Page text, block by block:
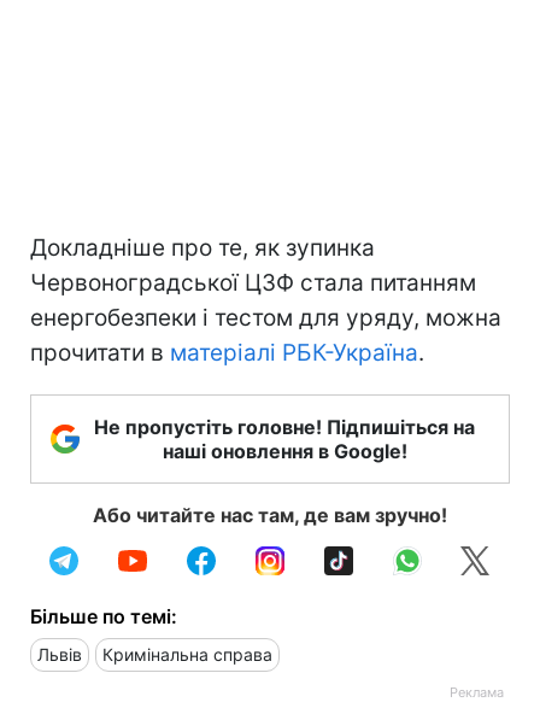
Докладніше про те, як зупинка
Червоноградської ЦЗФ стала питанням
енергобезпеки і тестом для уряду, можна
прочитати в матеріалі РБК-Україна.
Не пропустіть головне! Підпишіться на
наші оновлення в Google!
Або читайте нас там, де вам зручно!
Більше по темі:
Львів Кримінальна справа